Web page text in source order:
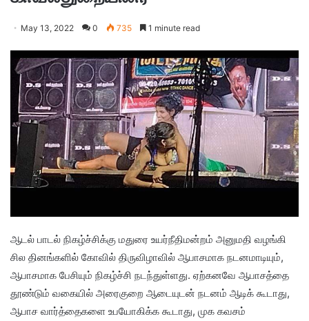
May 13, 2022 0 735 1 minute read
ஆடல் பாடல் நிகழ்ச்சிக்கு மதுரை உயர்நீதிமன்றம் அனுமதி வழங்கி
சில தினங்களில் கோவில் திருவிழாவில் ஆபாசமாக நடனமாடியும்,
ஆபாசமாக பேசியும் நிகழ்ச்சி நடந்துள்ளது. ஏற்கனவே ஆபாசத்தை
தூண்டும் வகையில் அரைகுறை ஆடையுடன் நடனம் ஆடிக் கூடாது,
ஆபாச வார்த்தைகளை உபயோகிக்க கூடாது, முக கவசம்